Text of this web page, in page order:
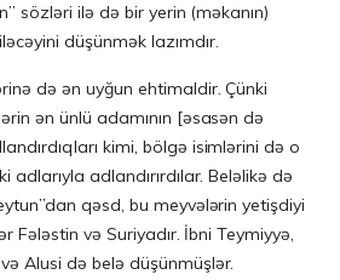
sözləri ilə də bir yerin (məkanın)
düşünmək lazımdır.
də ən uyğun ehtimaldir. Çünki
ən ünlü adamının [əsasən də
kimi, bölgə isimlərini də o
adlandırırdılar. Beləlikə də
qəsd, bu meyvələrin yetişdiyi
Fələstin və Suriyadır. İbni Teymiyyə,
Alusi də belə düşünmüşlər.